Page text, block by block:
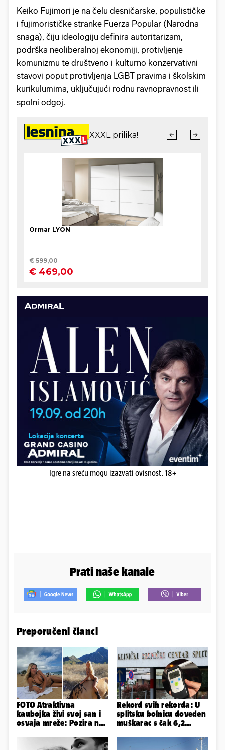
Keiko Fujimori je na čelu desničarske, populističke
i fujimorističke stranke Fuerza Popular (Narodna
snaga), čiju ideologiju definira autoritarizam,
podrška neoliberalnoj ekonomiji, protivljenje
komunizmu te društveno i kulturno konzervativni
stavovi poput protivljenja LGBT pravima i školskim
kurikulumima, uključujući rodnu ravnopravnost ili
spolni odgoj.
Igre na sreću mogu izazvati ovisnost. 18+
Prati naše kanale
Preporučeni članci
FOTO Atraktivna
kaubojka živi svoj san i
osvaja mreže: Pozira na
Rekord svih rekorda: U
splitsku bolnicu doveden
muškarac s čak 6,2